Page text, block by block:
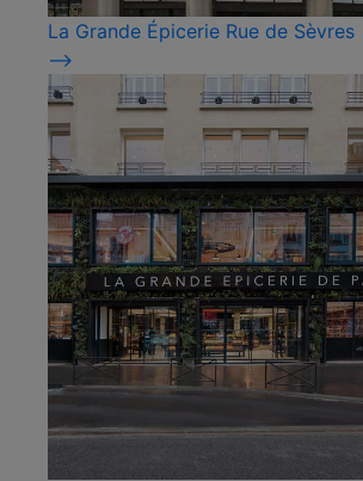
La Grande Épicerie Rue de Sèvres
⟶